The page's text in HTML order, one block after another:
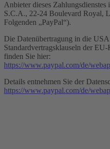
Anbieter dieses
S.C.A., 22-24 Boulevard Royal,
Folgenden „PayPal“).
Die Datenübertragung in die
Standardvertragsklauseln der
finden Sie hier:
https://www.paypal.com/de/
Details entnehmen Sie der
https://www.paypal.com/de/